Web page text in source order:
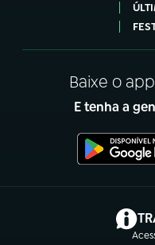
Baixe o
E tenha a